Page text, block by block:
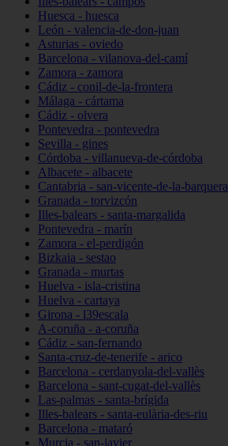
Huesca - huesca
León - valencia-de-don-juan
Asturias - oviedo
Barcelona - vilanova-del-camí
Zamora - zamora
Cádiz - conil-de-la-frontera
Málaga - cártama
Cádiz - olvera
Pontevedra - pontevedra
Sevilla - gines
Córdoba - villanueva-de-córdoba
Albacete - albacete
Cantabria - san-vicente-de-la-barquera
Granada - torvizcón
Illes-balears - santa-margalida
Pontevedra - marín
Zamora - el-perdigón
Bizkaia - sestao
Granada - murtas
Huelva - isla-cristina
Huelva - cartaya
Girona - l39escala
A-coruña - a-coruña
Cádiz - san-fernando
Santa-cruz-de-tenerife - arico
Barcelona - cerdanyola-del-vallès
Barcelona - sant-cugat-del-vallès
Las-palmas - santa-brígida
Illes-balears - santa-eulària-des-riu
Barcelona - mataró
Murcia - san-javier